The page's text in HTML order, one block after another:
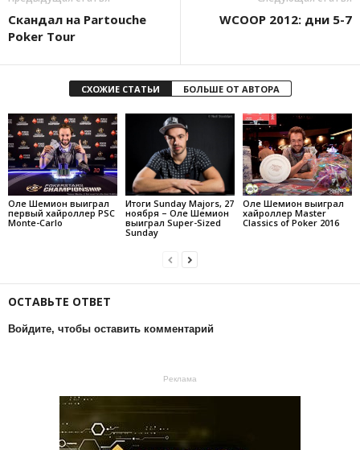
Скандал на Partouche
Poker Tour
WCOOP 2012: дни 5-7
СХОЖИЕ СТАТЬИ БОЛЬШЕ ОТ АВТОРА
Оле Шемион выиграл
первый хайроллер PSC
Monte-Carlo
Итоги Sunday Majors, 27
ноября – Оле Шемион
выиграл Super-Sized
Sunday
Оле Шемион выиграл
хайроллер Master
Classics of Poker 2016
ОСТАВЬТЕ ОТВЕТ
Войдите, чтобы оставить комментарий
Реклама